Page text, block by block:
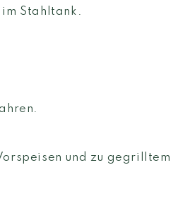
Stahltank.
und zu gegrilltem